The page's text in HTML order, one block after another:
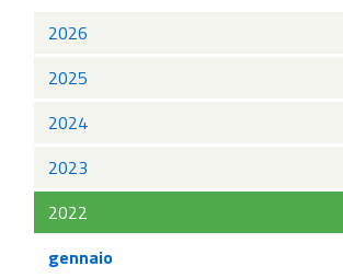
2026
2025
2024
2023
2022
gennaio